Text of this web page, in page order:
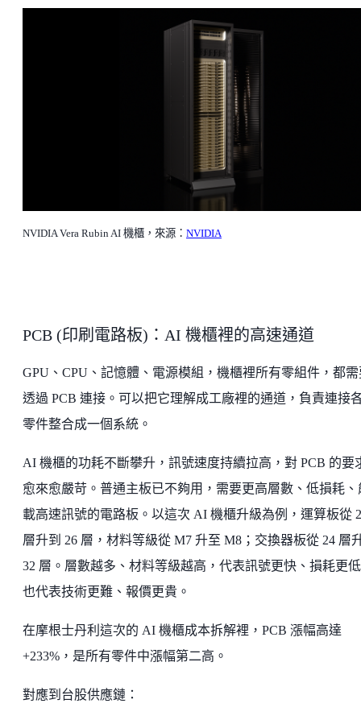
NVIDIA Vera Rubin AI 機櫃，來源： NVIDIA
PCB (印刷電路板)：AI 機櫃裡的高速通道
GPU、CPU、記憶體、電源模組，機櫃裡所有零組件，都需
透過 PCB 連接。可以把它理解成工廠裡的通道，負責連接
零件整合成一個系統。
AI 機櫃的功耗不斷攀升，訊號速度持續拉高，對 PCB 的要
愈來愈嚴苛。普通主板已不夠用，需要更高層數、低損耗、
載高速訊號的電路板。以這次 AI 機櫃升級為例，運算板從
層升到 26 層，材料等級從 M7 升至 M8；交換器板從 24 層
32 層。層數越多、材料等級越高，代表訊號更快、損耗更
也代表技術更難、報價更貴。
在摩根士丹利這次的 AI 機櫃成本拆解裡，PCB 漲幅高達
+233%，是所有零件中漲幅第二高。
對應到台股供應鏈：